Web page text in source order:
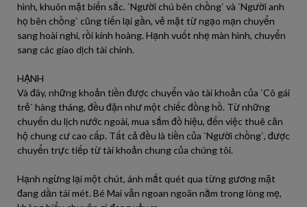
hình, khuôn mặt biến sắc. `Người chú bên chồng` và `Người anh
họ bên chồng` cũng tiến lại gần, vẻ mặt từ ngạo mạn chuyển
sang hoài nghi, rồi kinh hoàng. Hạnh vuốt nhẹ màn hình, chuyển
sang các giao dịch tài chính.
HẠNH
Và đây, những khoản tiền được chuyển vào tài khoản của `Cô gái
trẻ` hàng tháng, đều đặn như một chiếc đồng hồ. Từ những
chuyến du lịch nước ngoài, mua sắm đồ hiệu, đến việc thuê căn
hộ chung cư cao cấp. Tất cả đều là tiền của `Người chồng`, được
chuyển trực tiếp từ tài khoản chung của chúng tôi.
Hạnh ngừng lại một chút, ánh mắt quét qua từng gương mặt
đang dần tái mét. Bé Mai vẫn ngoan ngoãn nằm trong lòng mẹ,